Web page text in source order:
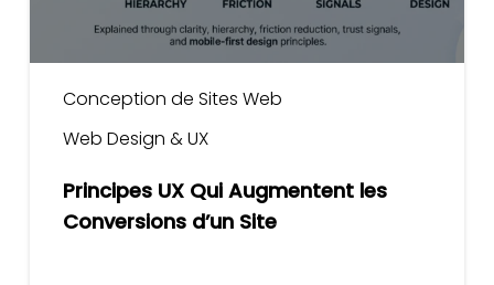
Conception de Sites Web
Web Design & UX
Principes UX Qui Augmentent les
Conversions d’un Site